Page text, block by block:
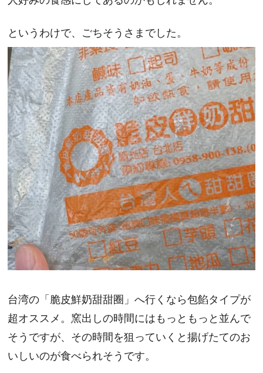
というわけで、ごちそうさまでした。
台湾の「脆皮鮮奶甜甜圈」へ行くなら包餡タイプが
超オススメ。窯出しの時間にはもっともっと並んで
そうですが、その時間を狙っていくと揚げたてのお
いしいのが食べられそうです。